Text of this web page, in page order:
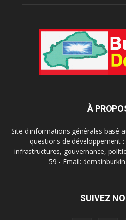
À
Site d'informations générales basé
questions de développement
infrastructures, gouvernance,
59 - Email:
SUIVEZ